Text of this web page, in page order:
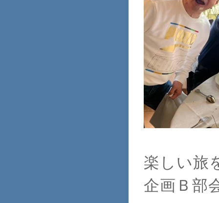
楽しい旅
企画Ｂ部